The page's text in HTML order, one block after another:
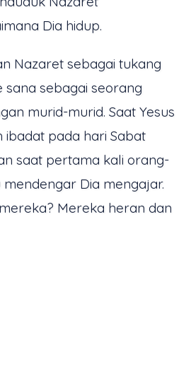
Dia hidup.
Nazaret sebagai tukang
sana sebagai seorang
murid-murid. Saat Yesus
pada hari Sabat
saat pertama kali orang-
Dia mengajar.
Mereka heran dan